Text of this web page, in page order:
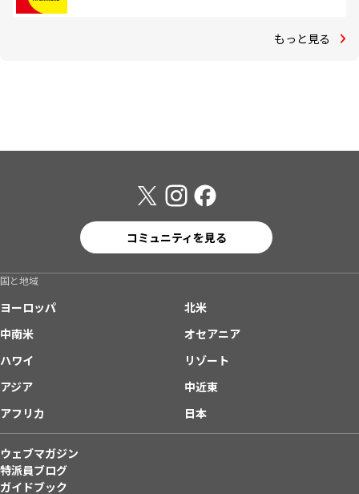
もっと見る
コミュニティを見る
国と地域
ヨーロッパ
北米
中南米
オセアニア
ハワイ
リゾート
アジア
中近東
アフリカ
日本
ウェブマガジン
特派員ブログ
ガイドブック